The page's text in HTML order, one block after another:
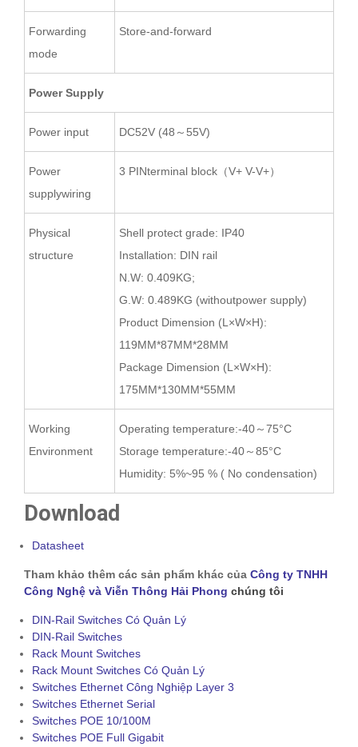
Forwarding
mode
Store-and-forward
Power Supply
Power input DC52V (48～55V)
Power
supplywiring
3 PINterminal block（V+ V-V+）
Physical
structure
Shell protect grade: IP40
Installation: DIN rail
N.W: 0.409KG;
G.W: 0.489KG (withoutpower supply)
Product Dimension (L×W×H):
119MM*87MM*28MM
Package Dimension (L×W×H):
175MM*130MM*55MM
Working
Environment
Operating temperature:-40～75°C
Storage temperature:-40～85°C
Humidity: 5%~95 % ( No condensation)
Download
Datasheet
Tham khảo thêm các sản phẩm khác của Công ty TNHH
Công Nghệ và Viễn Thông Hải Phong chúng tôi
DIN-Rail Switches Có Quản Lý
DIN-Rail Switches
Rack Mount Switches
Rack Mount Switches Có Quản Lý
Switches Ethernet Công Nghiệp Layer 3
Switches Ethernet Serial
Switches POE 10/100M
Switches POE Full Gigabit